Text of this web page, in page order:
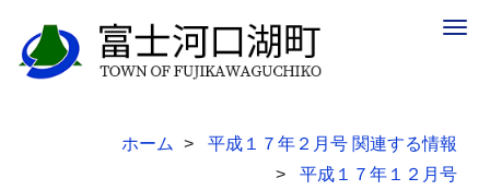
ホーム
平成１７年２月号 関連する情報
平成１７年１２月号